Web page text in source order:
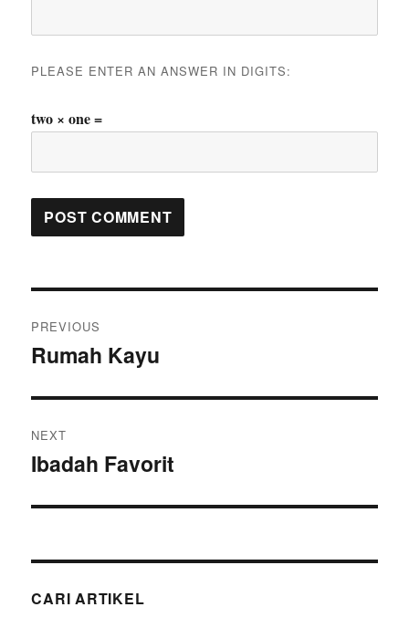
PLEASE ENTER AN ANSWER IN DIGITS:
two × one =
navigation
PREVIOUS
Previous
Rumah Kayu
NEXT
Next
Ibadah Favorit
CARI ARTIKEL